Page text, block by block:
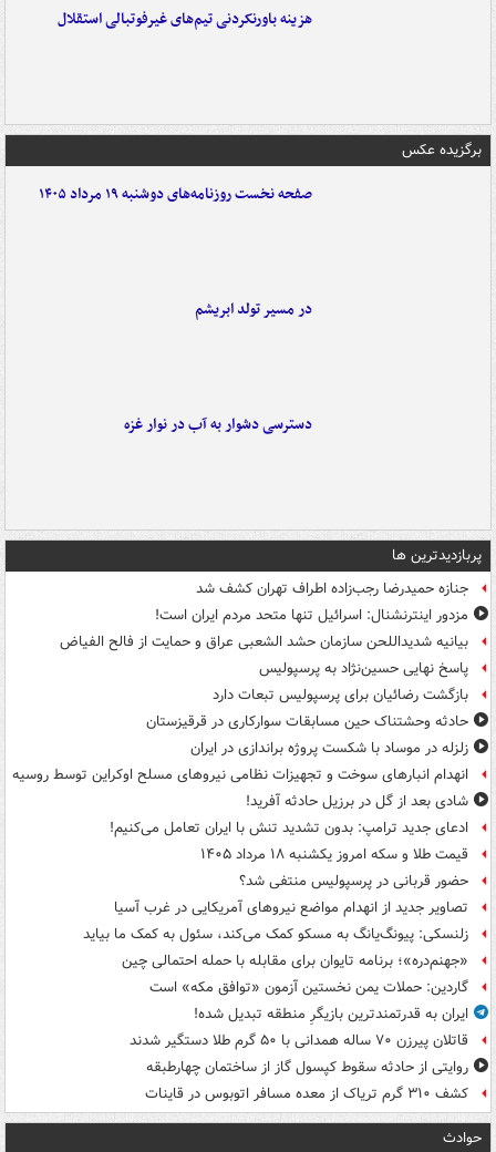
هزینه باورنکردنی تیم‌های غیرفوتبالی استقلال
برگزیده عکس
صفحه نخست روزنامه‌های دوشنبه ۱۹ مرداد ۱۴۰۵
در مسیر تولد ابریشم
دسترسی دشوار به آب در نوار غزه
پربازدیدترین ها
جنازه حمیدرضا رجب‌زاده اطراف تهران کشف شد
مزدور اینترنشنال: اسرائیل تنها متحد مردم ایران است!
بیانیه شدیداللحن سازمان حشد الشعبی عراق و حمایت از فالح الفیاض
پاسخ نهایی حسین‌نژاد به پرسپولیس
بازگشت رضائیان برای پرسپولیس تبعات دارد
حادثه وحشتناک حین مسابقات سوارکاری در قرقیزستان
زلزله در موساد با شکست پروژه براندازی در ایران
انهدام انبارهای سوخت و تجهیزات نظامی نیروهای مسلح اوکراین توسط روسیه
شادی بعد از گل در برزیل حادثه آفرید!
ادعای جدید ترامپ: بدون تشدید تنش با ایران تعامل می‌کنیم!
قیمت طلا و سکه امروز یکشنبه ۱۸ مرداد ۱۴۰۵
حضور قربانی در پرسپولیس منتفی شد؟
تصاویر جدید از انهدام مواضع نیروهای آمریکایی در غرب آسیا
زلنسکی: پیونگ‌یانگ به مسکو کمک می‌کند، سئول به کمک ما بیاید
«جهنم‌دره»؛ برنامه تایوان برای مقابله با حمله احتمالی چین
گاردین: حملات یمن نخستین آزمون «توافق مکه» است
ایران به قدرتمندترین بازیگرِ منطقه تبدیل شده!
قاتلان پیرزن ۷۰ ساله همدانی با ۵۰ گرم طلا دستگیر شدند
روایتی از حادثه سقوط کپسول گاز از ساختمان چهارطبقه
کشف ۳۱۰ گرم تریاک از معده مسافر اتوبوس در قاینات
حوادث